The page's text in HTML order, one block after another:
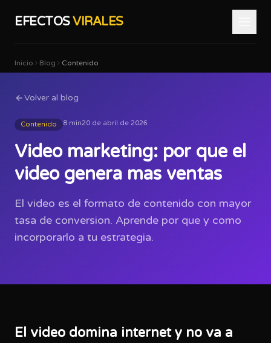
EFECTOSVIRALES
Inicio Blog Contenido
Volver al blog
Contenido 8 min20 de abril de 2026
Video marketing: por que el
video genera mas ventas
El video es el formato de contenido con mayor
tasa de conversion. Aprende por que y como
incorporarlo a tu estrategia.
El video domina internet y no va a